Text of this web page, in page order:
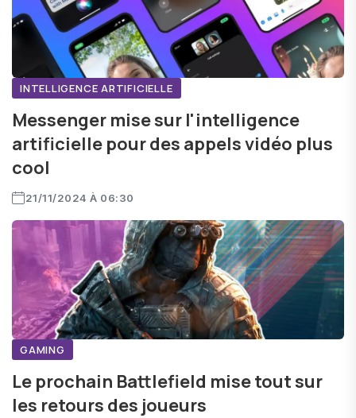
INTELLIGENCE ARTIFICIELLE
Messenger mise sur l'intelligence
artificielle pour des appels vidéo plus
cool
21/11/2024 À 06:30
GAMING
Le prochain Battlefield mise tout sur
les retours des joueurs